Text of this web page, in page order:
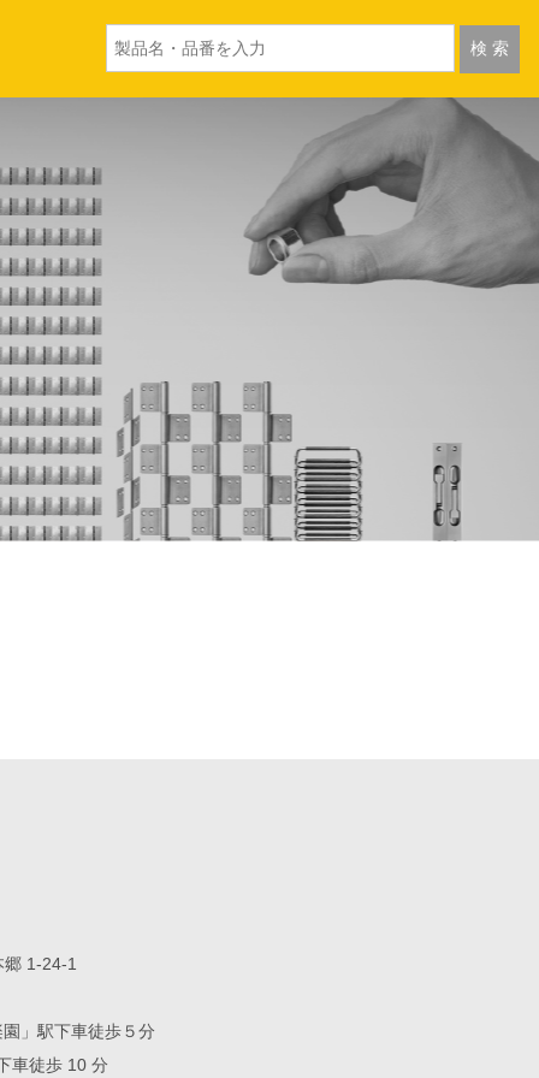
1-24-1
」駅下車徒歩５分
車徒歩 10 分